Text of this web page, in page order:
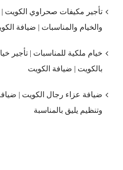
تأجير مكيفات صحراوي الكويت |
والخيام والمناسبات | ضيافة
خيام ملكية للمناسبات | تأجير
بالكويت | ضيافة الكويت
ضيافة عزاء رجال الكويت |
وتنظيم يليق بالمناسبة